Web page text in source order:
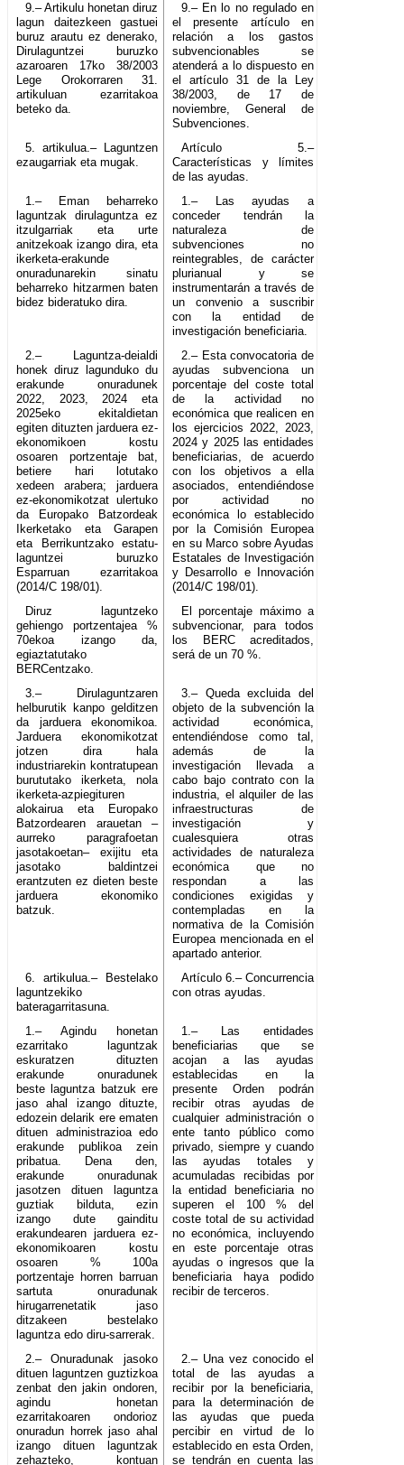
9.– Artikulu honetan diruz
lagun daitezkeen gastuei
buruz arautu ez denerako,
Dirulaguntzei buruzko
azaroaren 17ko 38/2003
Lege Orokorraren 31.
artikuluan ezarritakoa
beteko da.
9.– En lo no regulado en
el presente artículo en
relación a los gastos
subvencionables se
atenderá a lo dispuesto en
el artículo 31 de la Ley
38/2003, de 17 de
noviembre, General de
Subvenciones.
5. artikulua.– Laguntzen
ezaugarriak eta mugak.
Artículo 5.–
Características y límites
de las ayudas.
1.– Eman beharreko
laguntzak dirulaguntza ez
itzulgarriak eta urte
anitzekoak izango dira, eta
ikerketa-erakunde
onuradunarekin sinatu
beharreko hitzarmen baten
bidez bideratuko dira.
1.– Las ayudas a
conceder tendrán la
naturaleza de
subvenciones no
reintegrables, de carácter
plurianual y se
instrumentarán a través de
un convenio a suscribir
con la entidad de
investigación beneficiaria.
2.– Laguntza-deialdi
honek diruz lagunduko du
erakunde onuradunek
2022, 2023, 2024 eta
2025eko ekitaldietan
egiten dituzten jarduera ez-
ekonomikoen kostu
osoaren portzentaje bat,
betiere hari lotutako
xedeen arabera; jarduera
ez-ekonomikotzat ulertuko
da Europako Batzordeak
Ikerketako eta Garapen
eta Berrikuntzako estatu-
laguntzei buruzko
Esparruan ezarritakoa
(2014/C 198/01).
2.– Esta convocatoria de
ayudas subvenciona un
porcentaje del coste total
de la actividad no
económica que realicen en
los ejercicios 2022, 2023,
2024 y 2025 las entidades
beneficiarias, de acuerdo
con los objetivos a ella
asociados, entendiéndose
por actividad no
económica lo establecido
por la Comisión Europea
en su Marco sobre Ayudas
Estatales de Investigación
y Desarrollo e Innovación
(2014/C 198/01).
Diruz laguntzeko
gehiengo portzentajea %
70ekoa izango da,
egiaztatutako
BERCentzako.
El porcentaje máximo a
subvencionar, para todos
los BERC acreditados,
será de un 70 %.
3.– Dirulaguntzaren
helburutik kanpo gelditzen
da jarduera ekonomikoa.
Jarduera ekonomikotzat
jotzen dira hala
industriarekin kontratupean
burututako ikerketa, nola
ikerketa-azpiegituren
alokairua eta Europako
Batzordearen arauetan –
aurreko paragrafoetan
jasotakoetan– exijitu eta
jasotako baldintzei
erantzuten ez dieten beste
jarduera ekonomiko
batzuk.
3.– Queda excluida del
objeto de la subvención la
actividad económica,
entendiéndose como tal,
además de la
investigación llevada a
cabo bajo contrato con la
industria, el alquiler de las
infraestructuras de
investigación y
cualesquiera otras
actividades de naturaleza
económica que no
respondan a las
condiciones exigidas y
contempladas en la
normativa de la Comisión
Europea mencionada en el
apartado anterior.
6. artikulua.– Bestelako
laguntzekiko
bateragarritasuna.
Artículo 6.– Concurrencia
con otras ayudas.
1.– Agindu honetan
ezarritako laguntzak
eskuratzen dituzten
erakunde onuradunek
beste laguntza batzuk ere
jaso ahal izango dituzte,
edozein delarik ere ematen
dituen administrazioa edo
erakunde publikoa zein
pribatua. Dena den,
erakunde onuradunak
jasotzen dituen laguntza
guztiak bilduta, ezin
izango dute gainditu
erakundearen jarduera ez-
ekonomikoaren kostu
osoaren % 100a
portzentaje horren barruan
sartuta onuradunak
hirugarrenetatik jaso
ditzakeen bestelako
laguntza edo diru-sarrerak.
1.– Las entidades
beneficiarias que se
acojan a las ayudas
establecidas en la
presente Orden podrán
recibir otras ayudas de
cualquier administración o
ente tanto público como
privado, siempre y cuando
las ayudas totales y
acumuladas recibidas por
la entidad beneficiaria no
superen el 100 % del
coste total de su actividad
no económica, incluyendo
en este porcentaje otras
ayudas o ingresos que la
beneficiaria haya podido
recibir de terceros.
2.– Onuradunak jasoko
dituen laguntzen guztizkoa
zenbat den jakin ondoren,
agindu honetan
ezarritakoaren ondorioz
onuradun horrek jaso ahal
izango dituen laguntzak
zehazteko, kontuan
2.– Una vez conocido el
total de las ayudas a
recibir por la beneficiaria,
para la determinación de
las ayudas que pueda
percibir en virtud de lo
establecido en esta Orden,
se tendrán en cuenta las